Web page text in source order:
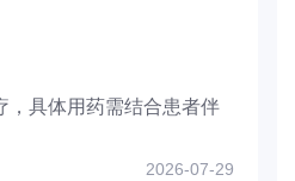
，具体用药需结合患者伴
2026-07-29